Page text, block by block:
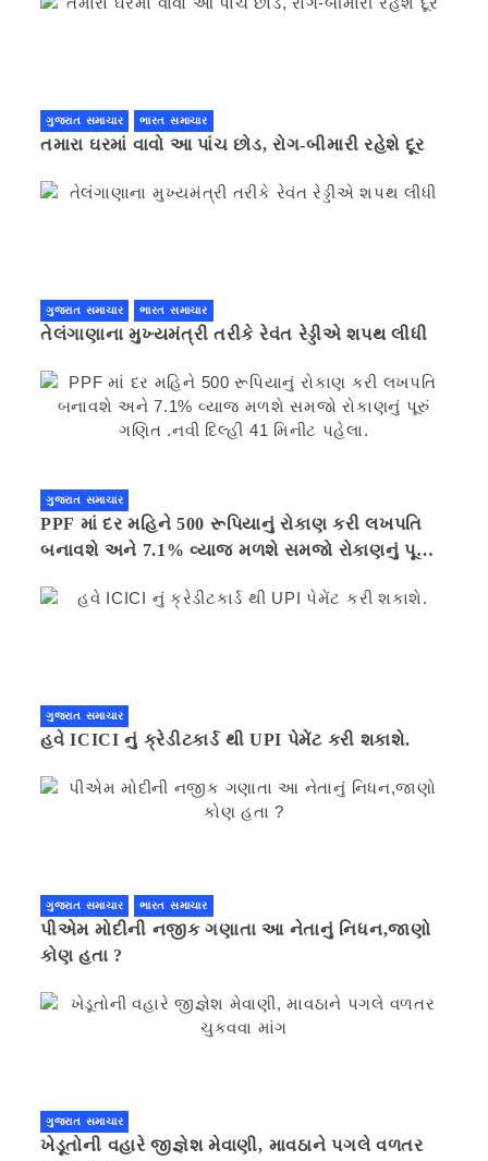
ગુજરાત સમાચાર ભારત સમાચાર
તમારા ઘરમાં વાવો આ પાંચ છોડ, રોગ-બીમારી રહેશે દૂર
ગુજરાત સમાચાર ભારત સમાચાર
તેલંગાણાના મુખ્યમંત્રી તરીકે રેવંત રેડ્ડીએ શપથ લીધી
ગુજરાત સમાચાર
PPF માં દર મહિને 500 રૂપિયાનું રોકાણ કરી લખપતિ
બનાવશે અને 7.1% વ્યાજ મળશે સમજો રોકાણનું પૂરું
ગુજરાત સમાચાર
હવે ICICI નું ક્રેડીટકાર્ડ થી UPI પેમેંટ કરી શકાશે.
ગુજરાત સમાચાર ભારત સમાચાર
પીએમ મોદીની નજીક ગણાતા આ નેતાનું નિધન,જાણો
કોણ હતા ?
ગુજરાત સમાચાર
ખેડૂતોની વહારે જીજ્ઞેશ મેવાણી, માવઠાને પગલે વળતર